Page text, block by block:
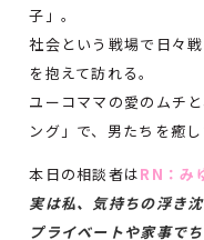
子」。
社会という戦場で日々
を抱えて訪れる。
ユーコママの愛のムチ
ング」で、男たちを癒し
本日の相談者はRN：み
実は私、気持ちの浮き
プライベートや家事で